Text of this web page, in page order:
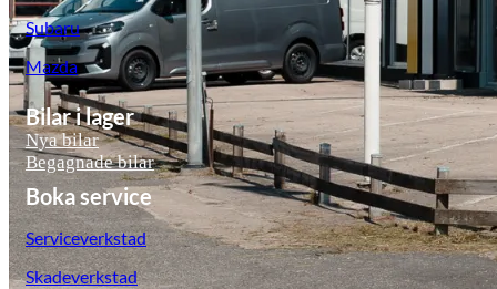
Subaru
Mazda
Bilar i lager
Nya bilar
Begagnade bilar
Boka service
Serviceverkstad
Skadeverkstad